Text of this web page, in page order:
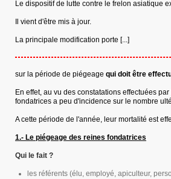
Le dispositif de lutte contre le frelon asiatique
Il vient d'être mis à jour.
La principale modification porte [...]
sur la période de piégeage qui doit être
En effet, au vu des constatations effectuées
fondatrices a peu d'incidence sur le nombre
A cette période de l'année, leur mortalité est
1.- Le piégeage des reines fondatrices
Qui le fait ?
les référents (élu, employé, apiculteur,